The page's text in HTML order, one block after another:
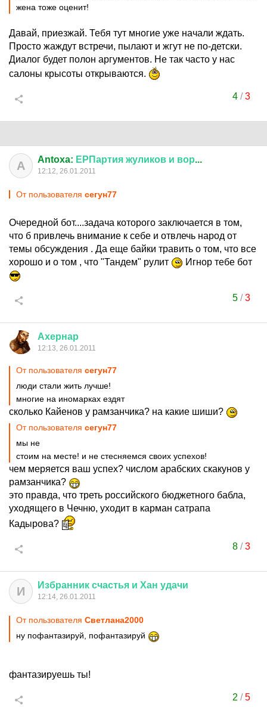
жена тоже оценит!
Давай, приезжай. Тебя тут многие уже начали ждать.
Просто жаждут встречи, пылают и жгут не по-детски.
Диалог будет полон аргументов. Не так часто у нас
салоны крысоты открываются.
4/ 3
A Antoxa: ЕРПартия жуликов и вор...
12:12, 26.01.2011
От пользователя сегун77
Очередной бот....задача которого заключается в том,
что б привлечь внимание к себе и отвлечь народ от
темы обсуждения . Да еще байки травить о том, что все
хорошо и о том , что "Тандем" рулит
Игнор тебе бот
5/ 3
Ахернар
12:13, 26.01.2011
От пользователя сегун77
люди стали жить лучше!
многие на иномарках ездят
сколько Кайенов у рамзанчика? на какие шиши?
От пользователя сегун77
мы не
стоим на месте! и не стесняемся своих успехов!
чем меряется ваш успех? числом арабских скакунов у
рамзанчика?
это правда, что треть российского бюджетного бабла,
уходящего в Чечню, уходит в карман сатрапа
Кадырова?
8/ 3
И Избранник счастья и Хан удачи
12:14, 26.01.2011
От пользователя Светлaна2000
ну пофантазируй, пофантазируй
фантазируешь ты!
2/ 5